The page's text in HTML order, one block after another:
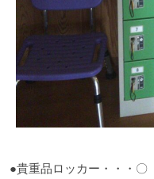
●貴重品ロッカー・・・〇